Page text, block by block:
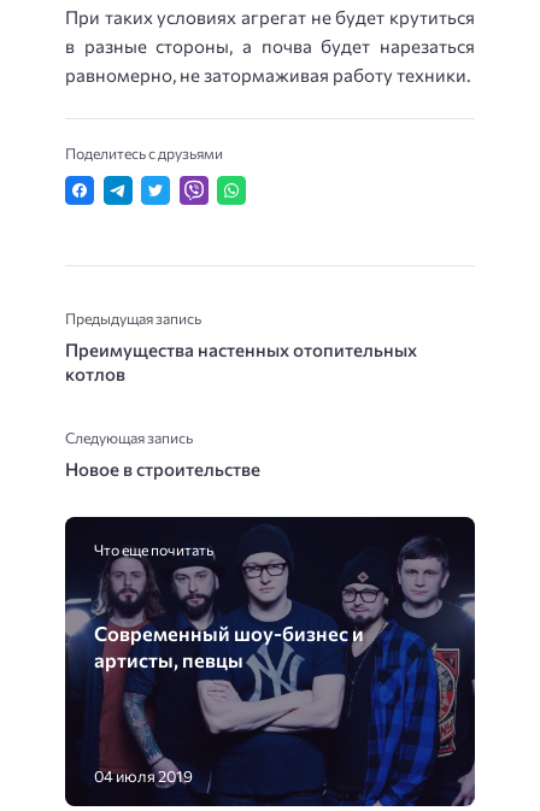
При таких условиях агрегат не будет крутиться
в разные стороны, а почва будет нарезаться
равномерно, не затормаживая работу техники.
Поделитесь с друзьями
Предыдущая запись
Преимущества настенных отопительных
котлов
Следующая запись
Новое в строительстве
Что еще почитать
Современный шоу-бизнес и
артисты, певцы
04 июля 2019